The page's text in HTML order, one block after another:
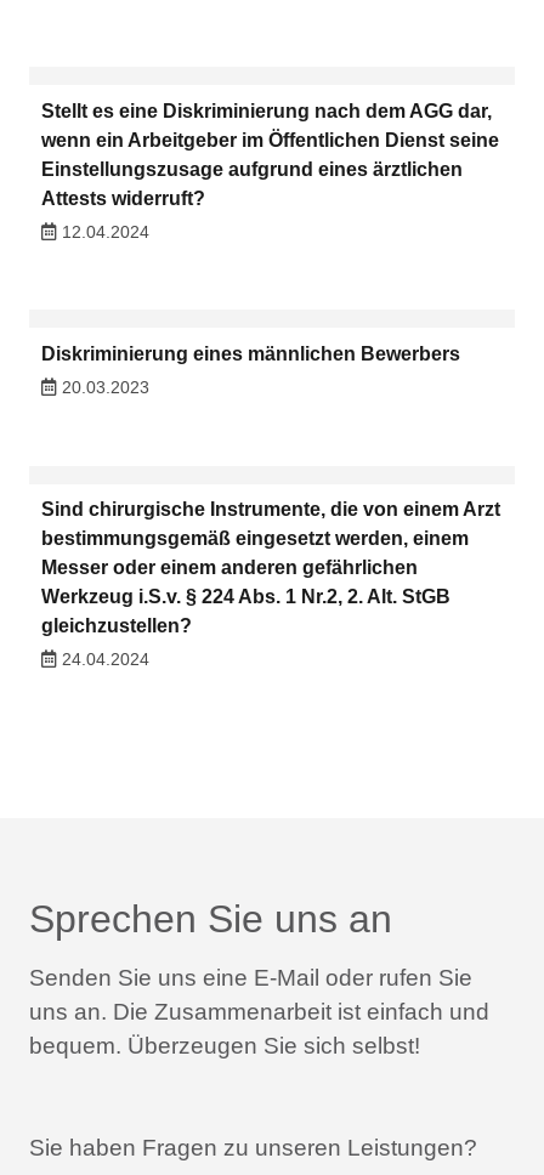
Stellt es eine Diskriminierung nach dem AGG dar,
wenn ein Arbeitgeber im Öffentlichen Dienst seine
Einstellungszusage aufgrund eines ärztlichen
Attests widerruft?
12.04.2024
Diskriminierung eines männlichen Bewerbers
20.03.2023
Sind chirurgische Instrumente, die von einem Arzt
bestimmungsgemäß eingesetzt werden, einem
Messer oder einem anderen gefährlichen
Werkzeug i.S.v. § 224 Abs. 1 Nr.2, 2. Alt. StGB
gleichzustellen?
24.04.2024
Sprechen Sie uns an
Senden Sie uns eine E-Mail oder rufen Sie
uns an. Die Zusammenarbeit ist einfach und
bequem. Überzeugen Sie sich selbst!
Sie haben Fragen zu unseren Leistungen?